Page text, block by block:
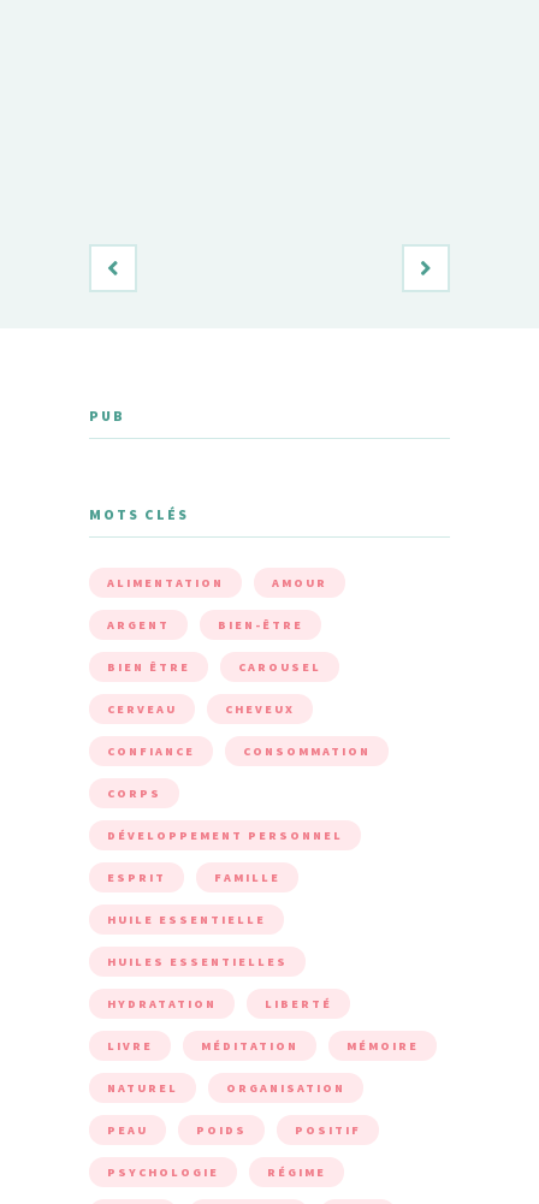
PUB
MOTS CLÉS
ALIMENTATION AMOUR
ARGENT BIEN-ÊTRE
BIEN ÊTRE CAROUSEL
CERVEAU CHEVEUX
CONFIANCE CONSOMMATION
CORPS
DÉVELOPPEMENT PERSONNEL
ESPRIT FAMILLE
HUILE ESSENTIELLE
HUILES ESSENTIELLES
HYDRATATION LIBERTÉ
LIVRE MÉDITATION MÉMOIRE
NATUREL ORGANISATION
PEAU POIDS POSITIF
PSYCHOLOGIE RÉGIME